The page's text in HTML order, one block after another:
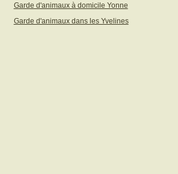
Garde d'animaux à domicile Yonne
Garde d'animaux dans les Yvelines